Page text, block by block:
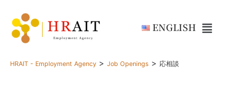
ENGLISH
HRAIT - Employment Agency > Job Openings > 応相談